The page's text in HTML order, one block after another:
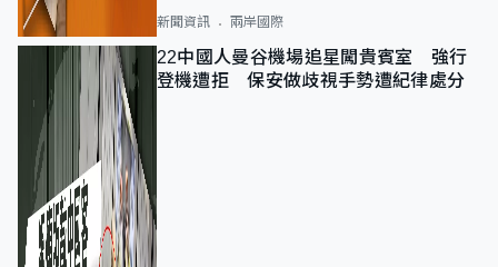
新聞資訊 兩岸國際
22中國人曼谷機場追星闖貴賓室 強行
登機遭拒 保安做歧視手勢遭紀律處分